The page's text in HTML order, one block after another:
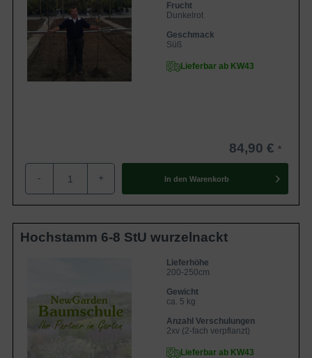
Frucht
Dunkelrot
Geschmack
Süß
Lieferbar ab KW43
84,90 €
- + In den Warenkorb
Hochstamm 6-8 StU wurzelnackt
Lieferhöhe
200-250cm
Gewicht
ca. 5 kg
Anzahl Verschulungen
2xv (2-fach verpflanzt)
Lieferbar ab KW43